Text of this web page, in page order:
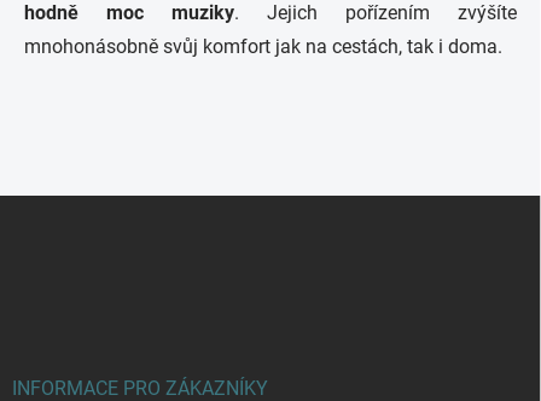
hodně moc muziky. Jejich pořízením zvýšíte
mnohonásobně svůj komfort jak na cestách, tak i doma.
INFORMACE PRO ZÁKAZNÍKY